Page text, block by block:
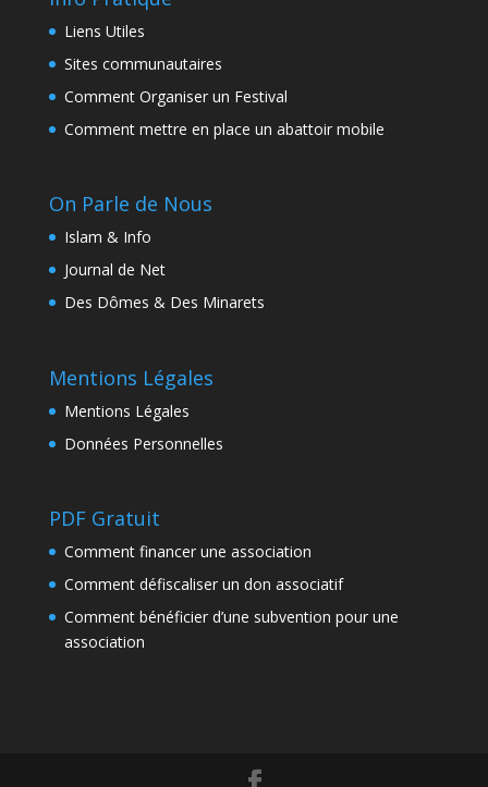
Liens Utiles
Sites communautaires
Comment Organiser un Festival
Comment mettre en place un abattoir mobile
On Parle de Nous
Islam & Info
Journal de Net
Des Dômes & Des Minarets
Mentions Légales
Mentions Légales
Données Personnelles
PDF Gratuit
Comment financer une association
Comment défiscaliser un don associatif
Comment bénéficier d’une subvention pour une
association